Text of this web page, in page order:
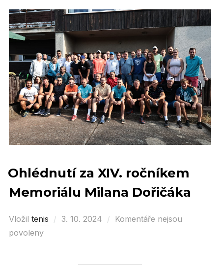
Ohlédnutí za XIV. ročníkem
Memoriálu Milana Dořičáka
Vložil tenis
Posted
3. 10. 2024
Komentáře nejsou
povoleny